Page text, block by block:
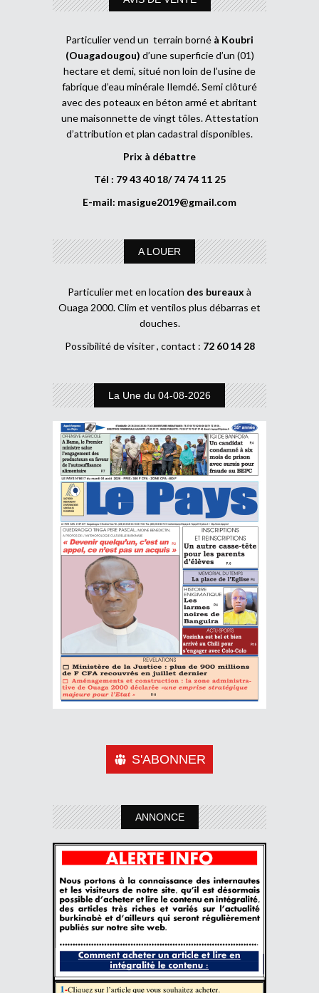
Particulier vend un terrain borné à Koubri
(Ouagadougou) d’une superficie d’un (01)
hectare et demi, situé non loin de l’usine de
fabrique d’eau minérale Ilemdé. Semi clôturé
avec des poteaux en béton armé et abritant
une maisonnette de vingt tôles. Attestation
d’attribution et plan cadastral disponibles.
Prix à débattre
Tél : 79 43 40 18/ 74 74 11 25
E-mail: masigue2019@gmail.com
A LOUER
Particulier met en location des bureaux à
Ouaga 2000. Clim et ventilos plus débarras et
douches.
Possibilité de visiter , contact : 72 60 14 28
La Une du 04-08-2026
S'ABONNER
ANNONCE